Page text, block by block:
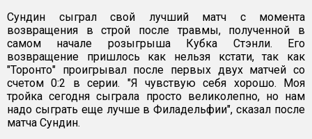
Сундин сыграл свой лучший матч с момента
возвращения в строй после травмы, полученной в
самом начале розыгрыша Кубка Стэнли. Его
возвращение пришлось как нельзя кстати, так как
"Торонто" проигрывал после первых двух матчей со
счетом 0:2 в серии. "Я чувствую себя хорошо. Моя
тройка сегодня сыграла просто великолепно, но нам
надо сыграть еще лучше в Филадельфии", сказал после
матча Сундин.